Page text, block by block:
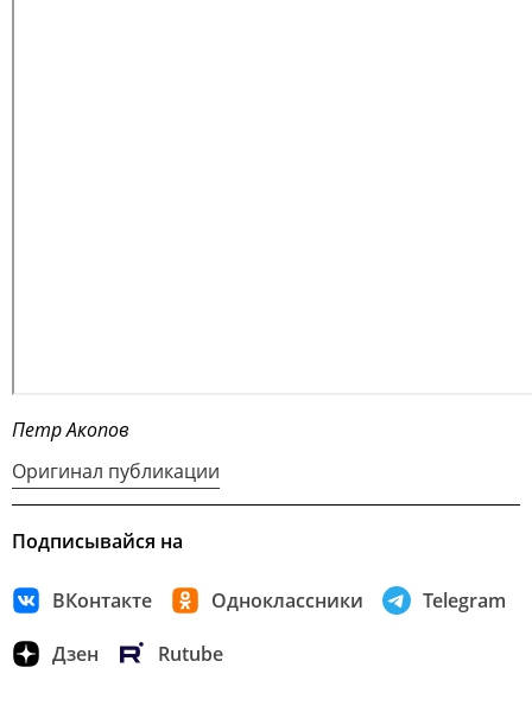
Петр Акопов
Оригинал публикации
Подписывайся на
ВКонтакте Одноклассники Telegram
Дзен Rutube